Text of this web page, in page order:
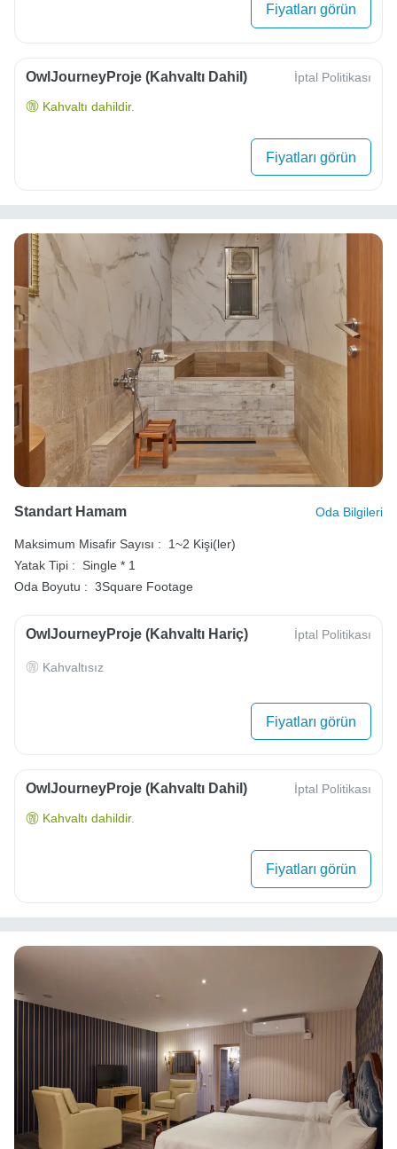
Fiyatları görün
OwlJourneyProje (Kahvaltı Dahil) İptal Politikası
Kahvaltı dahildir.
Fiyatları görün
Standart Hamam Oda Bilgileri
Maksimum Misafir Sayısı :
1~2 Kişi(ler)
Yatak Tipi :
Single * 1
Oda Boyutu : 3Square Footage
OwlJourneyProje (Kahvaltı Hariç) İptal Politikası
Kahvaltısız
Fiyatları görün
OwlJourneyProje (Kahvaltı Dahil) İptal Politikası
Kahvaltı dahildir.
Fiyatları görün